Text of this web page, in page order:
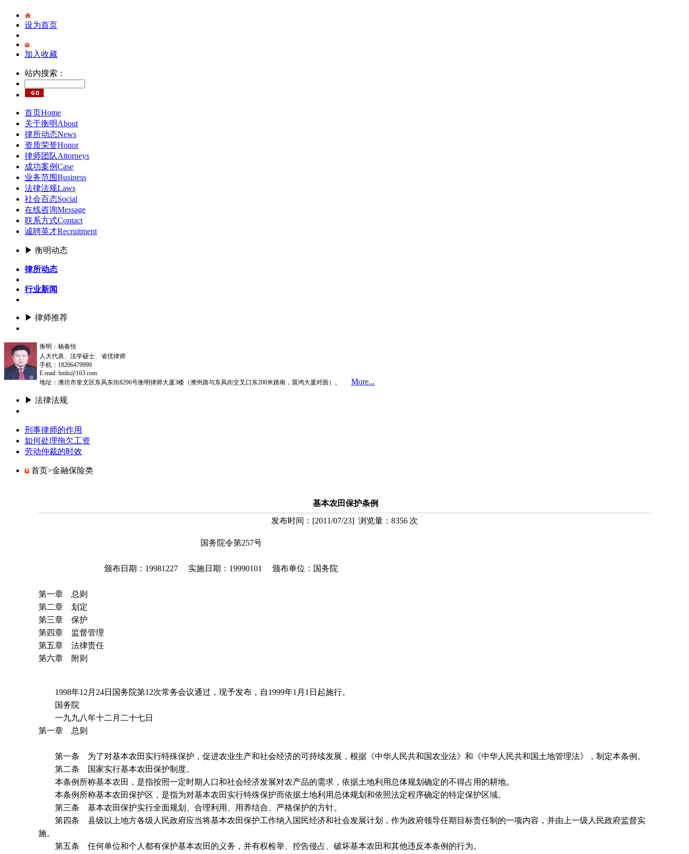
设为首页
加入收藏
站内搜索：
首页Home
关于衡明About
律所动态News
资质荣誉Honor
律师团队Attorneys
成功案例Case
业务范围Business
法律法规Laws
社会百态Social
在线咨询Message
联系方式Contact
诚聘英才Recruitment
▶ 衡明动态
律所动态
行业新闻
▶ 律师推荐
衡明：杨春恒
人大代表、法学硕士、省优律师
手机：18206479999
E-mail: hmls@163.com
地址：潍坊市奎文区东风东街8296号衡明律师大厦3楼（潍州路与东风街交叉口东200米路南，晨鸿大厦对面）。
More...
▶ 法律法规
刑事律师的作用
如何处理拖欠工资
劳动仲裁的时效
首页>金融保险类
基本农田保护条例
发布时间： [2011/07/23] 浏览量： 8356 次
国务院令第257号
颁布日期：19981227 实施日期：19990101 颁布单位：国务院
第一章 总则
第二章 划定
第三章 保护
第四章 监督管理
第五章 法律责任
第六章 附则
1998年12月24日国务院第12次常务会议通过，现予发布，自1999年1月1日起施行。
国务院
一九九八年十二月二十七日
第一章 总则
第一条 为了对基本农田实行特殊保护，促进农业生产和社会经济的可持续发展，根据《中华人民共和国农业法》和《中华人民共和国土地管理法》，制定本条例。
第二条 国家实行基本农田保护制度。
本条例所称基本农田，是指按照一定时期人口和社会经济发展对农产品的需求，依据土地利用总体规划确定的不得占用的耕地。
本条例所称基本农田保护区，是指为对基本农田实行特殊保护而依据土地利用总体规划和依照法定程序确定的特定保护区域。
第三条 基本农田保护实行全面规划、合理利用、用养结合、严格保护的方针。
第四条 县级以上地方各级人民政府应当将基本农田保护工作纳入国民经济和社会发展计划，作为政府领导任期目标责任制的一项内容，并由上一级人民政府监督实
施。
第五条 任何单位和个人都有保护基本农田的义务，并有权检举、控告侵占、破坏基本农田和其他违反本条例的行为。